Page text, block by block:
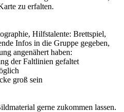
zu erfalten.
Hilfstalente: Brettspiel,
Infos in die Gruppe gegeben,
angenähert haben:
der Faltlinien gefaltet
groß sein
gerne zukommen lassen.